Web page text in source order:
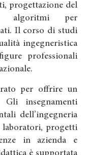
progettazione del
algoritmi per
Il corso di studi
ingegneristica
professionali
per offrire un
insegnamenti
dell’ingegneria
laboratori, progetti
in azienda e